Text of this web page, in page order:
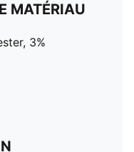
MATÉRIAU
3%